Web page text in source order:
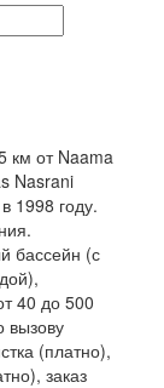
км от Naama
Nasrani
1998 году.
бассейн (с
40 до 500
вызову
(платно),
заказ